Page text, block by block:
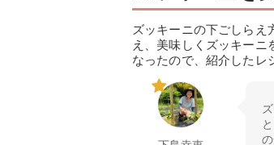
ズッキーニの下ごしらえ
え、美味しくズッキーニ
なったので、紹介したレ